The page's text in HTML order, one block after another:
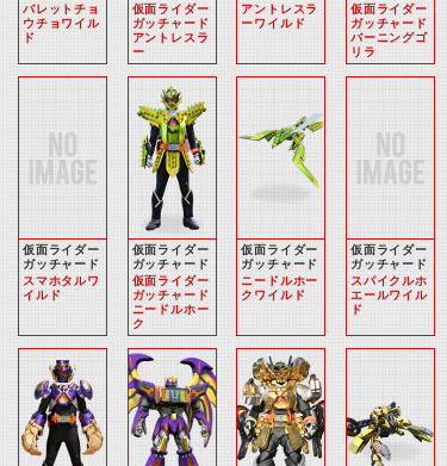
バレットチョ
ウチョワイル
ド
仮面ライダー
ガッチャード
アントレスラ
ー
アントレスラ
ーワイルド
仮面ライダー
ガッチャード
バーニングゴ
リラ
仮面ライダー
ガッチャード
スマホタルワ
イルド
仮面ライダー
ガッチャード
仮面ライダー
ガッチャード
ニードルホー
ク
仮面ライダー
ガッチャード
ニードルホー
クワイルド
仮面ライダー
ガッチャード
スパイクルホ
エールワイル
ド